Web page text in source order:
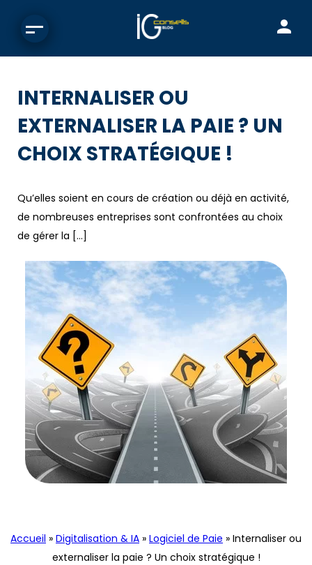
INTERNALISER OU
EXTERNALISER LA PAIE ? UN
CHOIX STRATÉGIQUE !
Qu’elles soient en cours de création ou déjà en activité,
de nombreuses entreprises sont confrontées au choix
de gérer la […]
Accueil » Digitalisation & IA » Logiciel de Paie » Internaliser ou
externaliser la paie ? Un choix stratégique !